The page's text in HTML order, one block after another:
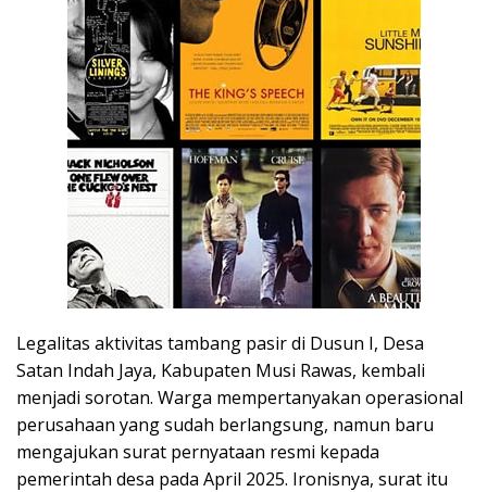
Legalitas aktivitas tambang pasir di Dusun I, Desa
Satan Indah Jaya, Kabupaten Musi Rawas, kembali
menjadi sorotan. Warga mempertanyakan operasional
perusahaan yang sudah berlangsung, namun baru
mengajukan surat pernyataan resmi kepada
pemerintah desa pada April 2025. Ironisnya, surat itu